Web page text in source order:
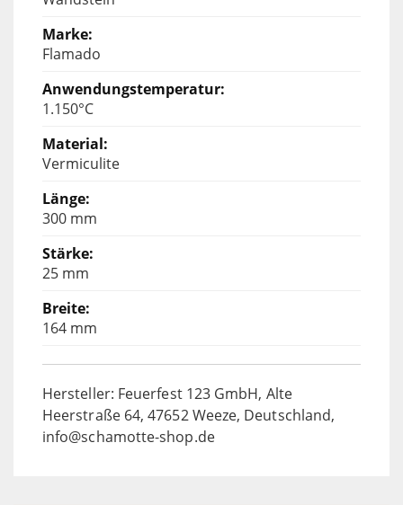
Flamado
1.150°C
Vermiculite
300 mm
25 mm
164 mm
Hersteller: Feuerfest 123 GmbH, Alte
Heerstraße 64, 47652 Weeze, Deutschland,
info@schamotte-shop.de